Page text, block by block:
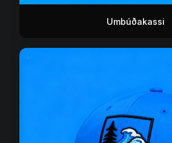
Umbúðakassi